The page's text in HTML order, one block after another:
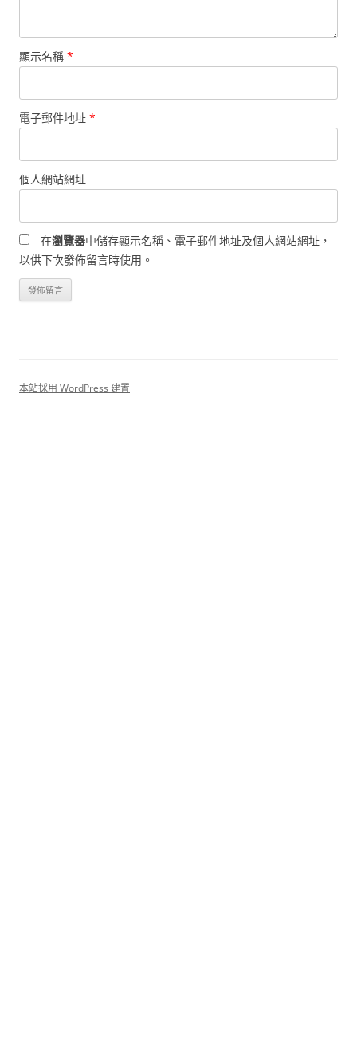
顯示名稱 *
電子郵件地址 *
個人網站網址
在瀏覽器中儲存顯示名稱、電子郵件地址及個人網站網址，
以供下次發佈留言時使用。
本站採用 WordPress 建置